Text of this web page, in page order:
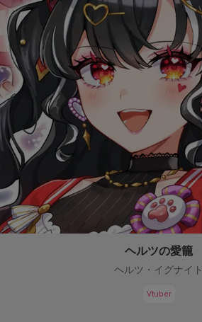
ヘルツの愛籠
ヘルツ・イグナイト
Vtuber